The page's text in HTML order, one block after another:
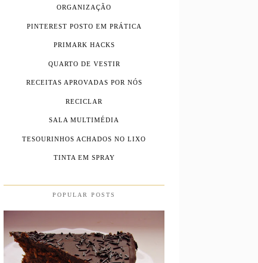
ORGANIZAÇÃO
PINTEREST POSTO EM PRÁTICA
PRIMARK HACKS
QUARTO DE VESTIR
RECEITAS APROVADAS POR NÓS
RECICLAR
SALA MULTIMÉDIA
TESOURINHOS ACHADOS NO LIXO
TINTA EM SPRAY
POPULAR POSTS